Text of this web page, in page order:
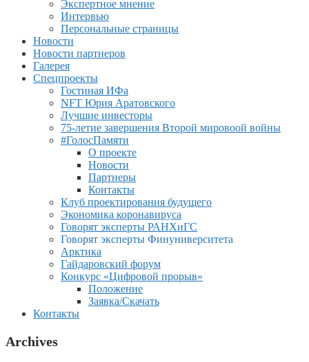
Экспертное мнение
Интервью
Персональные страницы
Новости
Новости партнеров
Галерея
Спецпроекты
Гостиная ИФа
NFT Юрия Аратовского
Лучшие инвесторы
75-летие завершения Второй мировоой войны
#ГолосПамяти
О проекте
Новости
Партнеры
Контакты
Клуб проектирования будущего
Экономика коронавируса
Говорят эксперты РАНХиГС
Говорят эксперты Финуниверситета
Арктика
Гайдаровский форум
Конкурс «Цифровой прорыв»
Положение
Заявка/Скачать
Контакты
Archives